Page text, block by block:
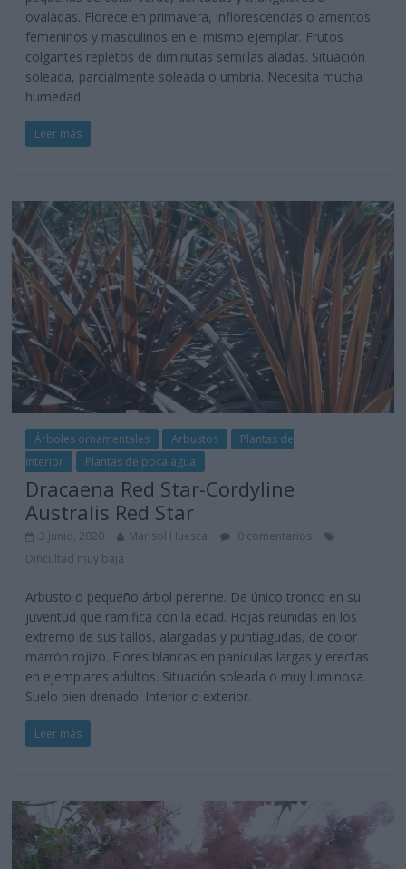
ovaladas. Florece en primavera, inflorescencias o amentos
femeninos y masculinos en el mismo ejemplar. Frutos
colgantes repletos de diminutas semillas aladas. Situación
soleada, parcialmente soleada o umbría. Necesita mucha
humedad.
Leer más
Árboles ornamentales Arbustos
Plantas de
interior
Plantas de poca agua
Dracaena Red Star-Cordyline
Australis Red Star
3 junio, 2020 Marisol Huesca
0 comentarios
Dificultad muy baja
Arbusto o pequeño árbol perenne. De único tronco en su
juventud que ramifica con la edad. Hojas reunidas en los
extremo de sus tallos, alargadas y puntiagudas, de color
marrón rojizo. Flores blancas en panículas largas y erectas
en ejemplares adultos. Situación soleada o muy luminosa.
Suelo bien drenado. Interior o exterior.
Leer más